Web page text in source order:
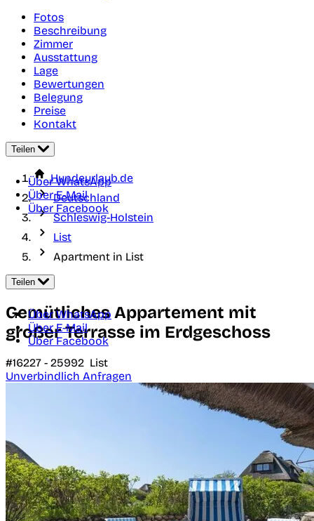
Fotos
Beschreibung
Zimmer
Ausstattung
Lage
Bewertungen
Belegung
Preise
Kontakt
Teilen
Über WhatsApp
Über E-Mail
Über Facebook
Hundeurlaub.de
Deutschland
Schleswig-Holstein
List
Apartment in List
Teilen
Über WhatsApp
Über E-Mail
Über Facebook
Gemütliches Appartement mit
großer Terrasse im Erdgeschoss
#16227 - 25992 List
Unverbindlich Anfragen